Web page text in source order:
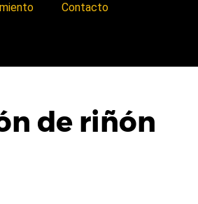
Contacto
de riñón